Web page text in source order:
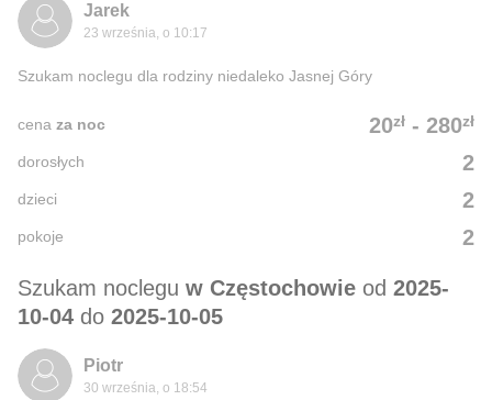
Jarek
23 września, o 10:17
Szukam noclegu dla rodziny niedaleko Jasnej Góry
20zł - 280zł
cena za noc
2
dorosłych
2
dzieci
2
pokoje
Szukam noclegu w Częstochowie od 2025-
10-04 do 2025-10-05
Piotr
30 września, o 18:54